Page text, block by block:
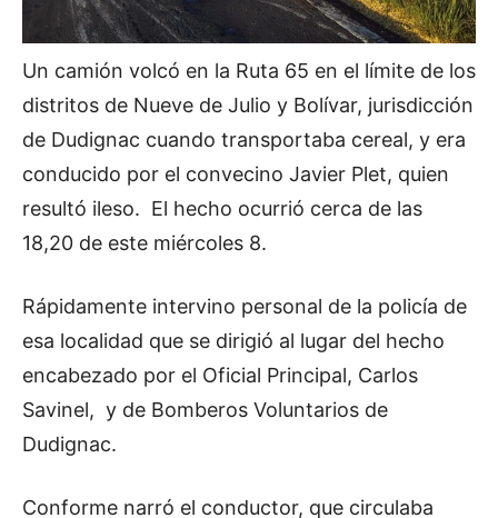
Un camión volcó en la Ruta 65 en el límite de los
distritos de Nueve de Julio y Bolívar, jurisdicción
de Dudignac cuando transportaba cereal, y era
conducido por el convecino Javier Plet, quien
resultó ileso. El hecho ocurrió cerca de las
18,20 de este miércoles 8.
Rápidamente intervino personal de la policía de
esa localidad que se dirigió al lugar del hecho
encabezado por el Oficial Principal, Carlos
Savinel, y de Bomberos Voluntarios de
Dudignac.
Conforme narró el conductor, que circulaba